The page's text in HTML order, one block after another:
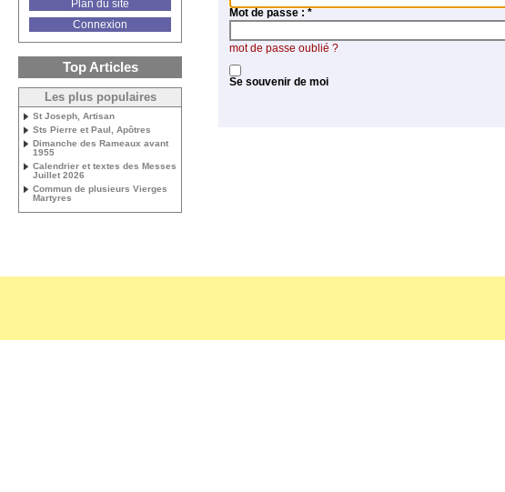
Mot de passe :*
mot de passe oublié ?
Se souvenir de moi
Plan du site
Connexion
Top Articles
Les plus populaires
St Joseph, Artisan
Sts Pierre et Paul, Apôtres
Dimanche des Rameaux avant
1955
Calendrier et textes des Messes
Juillet 2026
Commun de plusieurs Vierges
Martyres